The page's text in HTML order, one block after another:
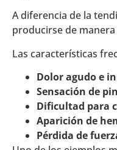
A diferencia de la
producirse de
Las características
Dolor agudo e
Sensación de
Dificultad para
Aparición de
Pérdida de